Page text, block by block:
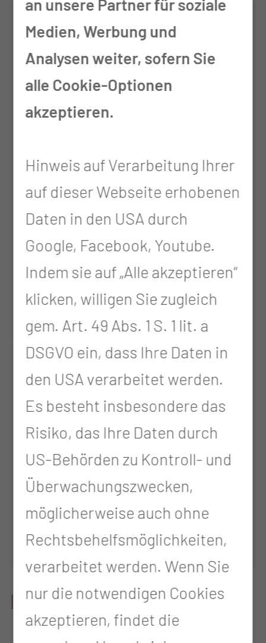
Montag
08:00 - 10:00
Uhr
und nach
Vereinbarung
Uhr
und nach
Vereinbarung
Mittwoch
08:00 - 10:00
Uhr
und nach
Vereinbarung
Donnerstag
08.00:00 - 10:00
Uhr
und nach
Vereinbarung
Freitag
08:00 - 10:00
Uhr
und nach
Vereinbarung
LEISTUNGSSPEKTRUM
an unsere Partner für soziale
Medien, Werbung und
Analysen weiter, sofern Sie
alle Cookie-Optionen
akzeptieren.
Hinweis auf Verarbeitung Ihrer
auf dieser Webseite erhobenen
Daten in den USA durch
Google, Facebook, Youtube.
Indem sie auf „Alle akzeptieren“
klicken, willigen Sie zugleich
gem. Art. 49 Abs. 1 S. 1 lit. a
DSGVO ein, dass Ihre Daten in
den USA verarbeitet werden.
Es besteht insbesondere das
Risiko, das Ihre Daten durch
US-Behörden zu Kontroll- und
Überwachungszwecken,
möglicherweise auch ohne
Rechtsbehelfsmöglichkeiten,
verarbeitet werden. Wenn Sie
nur die notwendigen Cookies
akzeptieren, findet die